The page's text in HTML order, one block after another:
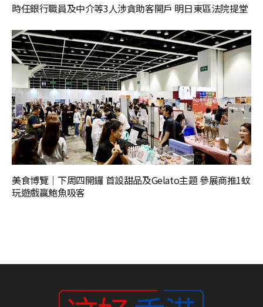
時任銀行職員及中介等3人涉貪助客開戶 明日東區法院提堂
美食博覽｜下周四開鑼 首設甜品及Gelato主題 參展商推1蚊
玩遊戲贏鮑魚吸客